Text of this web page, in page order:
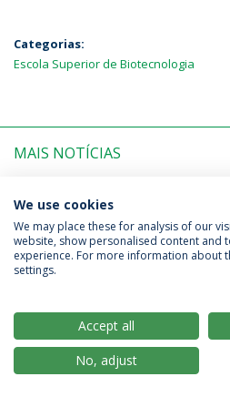
Categorias:
Escola Superior de Biotecnologia
MAIS NOTÍCIAS
PRÓXIMOS EVENTOS
Política de Privacidade
© 2026 Universidade
We use cookies
We may place these for analysis of our
website, show personalised content and
experience. For more information about
settings.
Accept all
No, adjust